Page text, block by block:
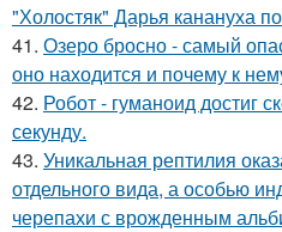
"Холостяк" Дарья канануха
41. Озеро бросно - самый
оно находится и почему к
42. Робот - гуманоид достиг
секунду.
43. Уникальная рептилия
отдельного вида, а особью
черепахи с врожденным